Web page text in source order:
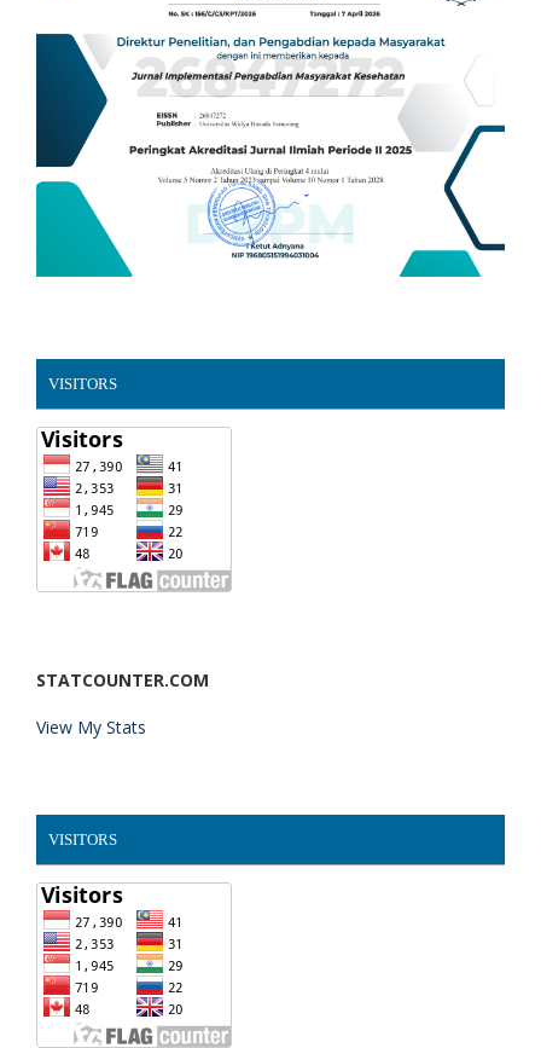
VISITORS
STATCOUNTER.COM
View My Stats
VISITORS